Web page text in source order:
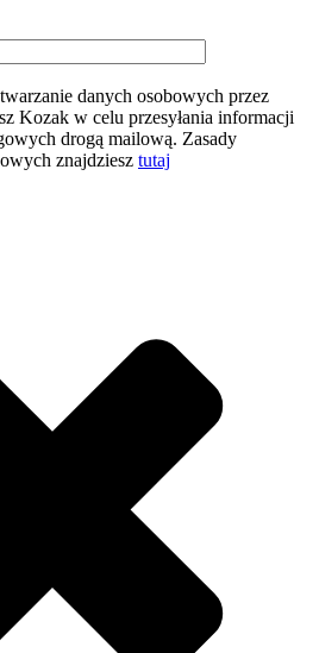
danych osobowych przez
Kozak w celu przesyłania informacji
drogą mailową. Zasady
znajdziesz tutaj